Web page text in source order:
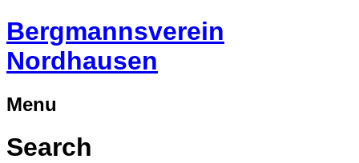
Bergmannsverein
Nordhausen
Menu
Search